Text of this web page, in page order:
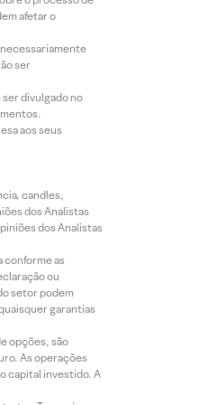
afetar o
ser
divulgado no
aos seus
candles,
dos Analistas
dos Analistas
conforme as
ou
setor podem
garantias
opções, são
As operações
capital investido. A